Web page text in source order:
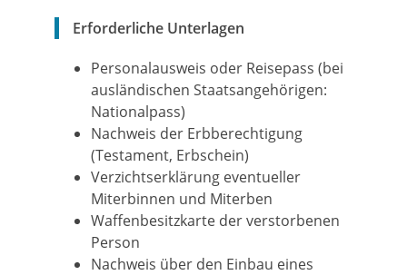
Erforderliche Unterlagen
Personalausweis oder Reisepass (bei
ausländischen Staatsangehörigen:
Nationalpass)
Nachweis der Erbberechtigung
(Testament, Erbschein)
Verzichtserklärung eventueller
Miterbinnen und Miterben
Waffenbesitzkarte der verstorbenen
Person
Nachweis über den Einbau eines